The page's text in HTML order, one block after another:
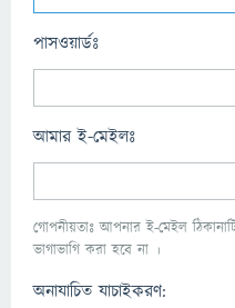
পাসওয়ার্ডঃ
আমার ই-মেইলঃ
গোপনীয়তাঃ আপনার ই-মেইল
ভাগাভাগি করা হবে না ।
অনাযাচিত যাচাইকরণ: